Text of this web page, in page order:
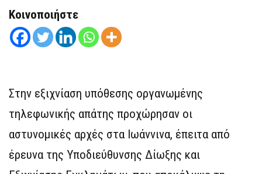
Κοινοποιήστε
Στην εξιχνίαση υπόθεσης οργανωμένης
τηλεφωνικής απάτης προχώρησαν οι
αστυνομικές αρχές στα Ιωάννινα, έπειτα από
έρευνα της Υποδιεύθυνσης Δίωξης και